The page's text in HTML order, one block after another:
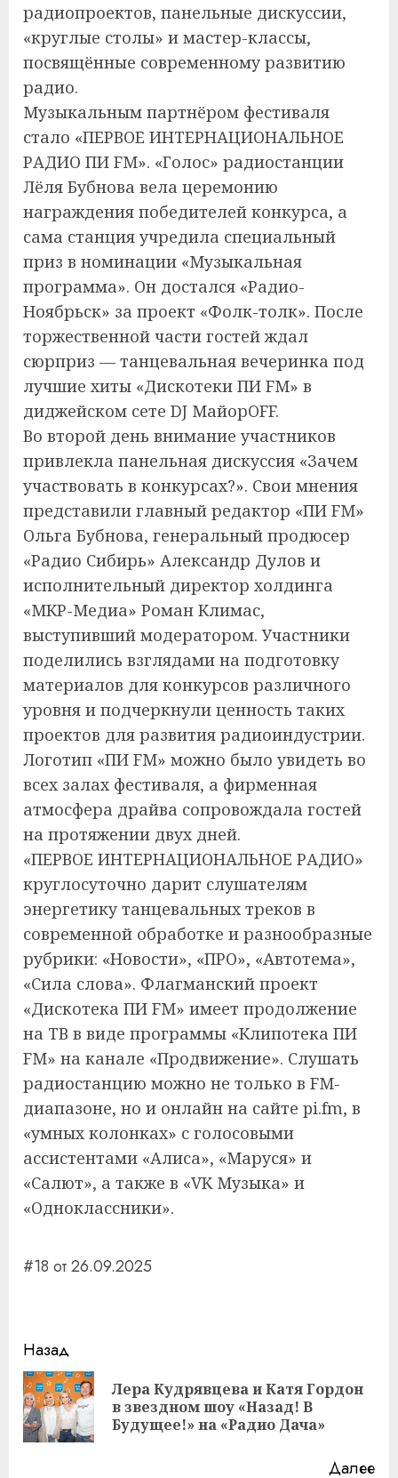
радиопроектов, панельные дискуссии,
«круглые столы» и мастер-классы,
посвящённые современному развитию
радио.
Музыкальным партнёром фестиваля
стало «ПЕРВОЕ ИНТЕРНАЦИОНАЛЬНОЕ
РАДИО ПИ FM». «Голос» радиостанции
Лёля Бубнова вела церемонию
награждения победителей конкурса, а
сама станция учредила специальный
приз в номинации «Музыкальная
программа». Он достался «Радио-
Ноябрьск» за проект «Фолк-толк». После
торжественной части гостей ждал
сюрприз — танцевальная вечеринка под
лучшие хиты «Дискотеки ПИ FM» в
диджейском сете DJ МайорOFF.
Во второй день внимание участников
привлекла панельная дискуссия «Зачем
участвовать в конкурсах?». Свои мнения
представили главный редактор «ПИ FM»
Ольга Бубнова, генеральный продюсер
«Радио Сибирь» Александр Дулов и
исполнительный директор холдинга
«МКР-Медиа» Роман Климас,
выступивший модератором. Участники
поделились взглядами на подготовку
материалов для конкурсов различного
уровня и подчеркнули ценность таких
проектов для развития радиоиндустрии.
Логотип «ПИ FM» можно было увидеть во
всех залах фестиваля, а фирменная
атмосфера драйва сопровождала гостей
на протяжении двух дней.
«ПЕРВОЕ ИНТЕРНАЦИОНАЛЬНОЕ РАДИО»
круглосуточно дарит слушателям
энергетику танцевальных треков в
современной обработке и разнообразные
рубрики: «Новости», «ПРО», «Автотема»,
«Сила слова». Флагманский проект
«Дискотека ПИ FM» имеет продолжение
на ТВ в виде программы «Клипотека ПИ
FM» на канале «Продвижение». Слушать
радиостанцию можно не только в FM-
диапазоне, но и онлайн на сайте pi.fm, в
«умных колонках» с голосовыми
ассистентами «Алиса», «Маруся» и
«Салют», а также в «VK Музыка» и
«Одноклассники».
#18 от 26.09.2025
Навигация
записи
Назад
Лера Кудрявцева и Катя Гордон
в звездном шоу «Назад! В
Будущее!» на «Радио Дача»
Далее